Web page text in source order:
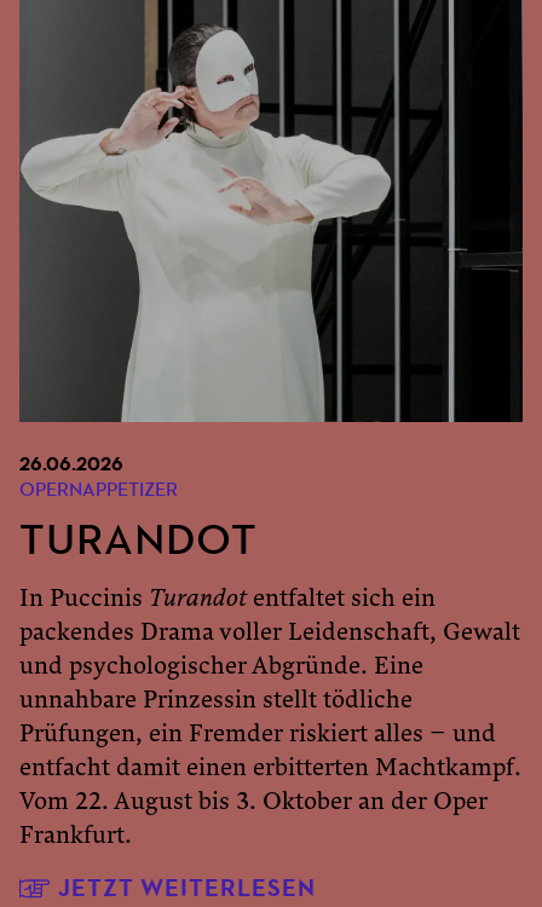
26.06.2026
OPERNAPPETIZER
TURANDOT
In Puccinis Turandotentfaltet sich ein
packendes Drama voller Leidenschaft, Gewalt
und psychologischer Abgründe. Eine
unnahbare Prinzessin stellt tödliche
Prüfungen, ein Fremder riskiert alles – und
entfacht damit einen erbitterten Machtkampf.
Vom 22. August bis 3. Oktober an der Oper
Frankfurt.
JETZT WEITERLESEN